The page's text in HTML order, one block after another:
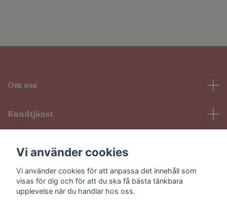
Om oss
Kundtjänst
Sociala medier
Vi använder cookies
Vi använder cookies för att anpassa det innehåll som
visas för dig och för att du ska få bästa tänkbara
upplevelse när du handlar hos oss.